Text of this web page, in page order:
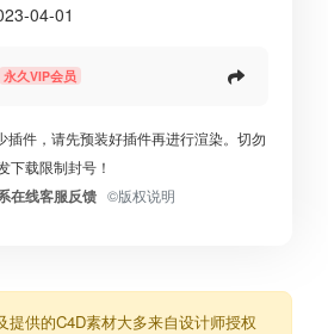
04-01
永久VIP会员
插件，请先预装好插件再进行渲染。切勿
下载限制封号！
在线客服反馈 ©版权说明
提供的C4D素材大多来自设计师授权